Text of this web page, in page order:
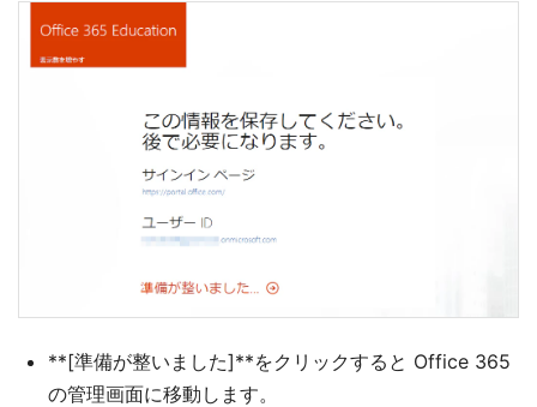
**[準備が整いました]**をクリックすると Office 365
の管理画面に移動します。